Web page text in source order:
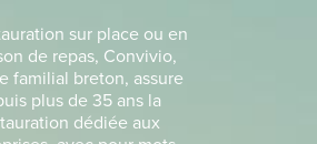
sur place ou en
de repas, Convivio,
familial breton, assure
plus de 35 ans la
dédiée aux